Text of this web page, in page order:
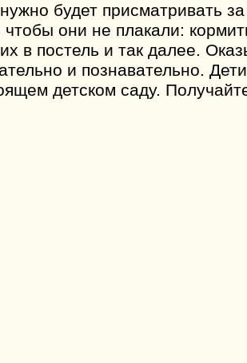
будет присматривать
они не плакали:
в постель и так далее.
и познавательно.
детском саду.